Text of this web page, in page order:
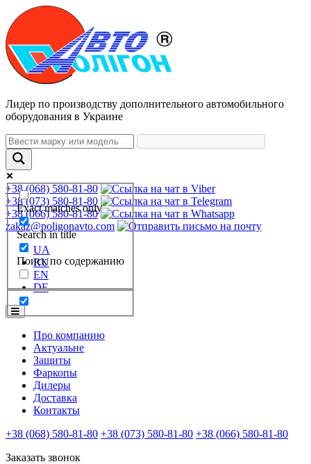
Лидер по производству дополнительного автомобильного
оборудования в Украине
Exact matches only
Search in title
Поиск по содержанию
+38 (068) 580-81-80
+38 (073) 580-81-80
+38 (066) 580-81-80
zakaz@poligonavto.com
UA
RU
EN
DE
Про компанию
Актуальне
Защиты
Фаркопы
Дилеры
Доставка
Контакты
+38 (068) 580-81-80 +38 (073) 580-81-80 +38 (066) 580-81-80
Заказать звонок